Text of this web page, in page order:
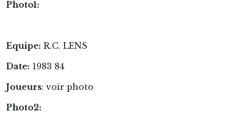
Photo1:
Equipe: R.C. LENS
Date: 1983 84
Joueurs: voir photo
Photo2: